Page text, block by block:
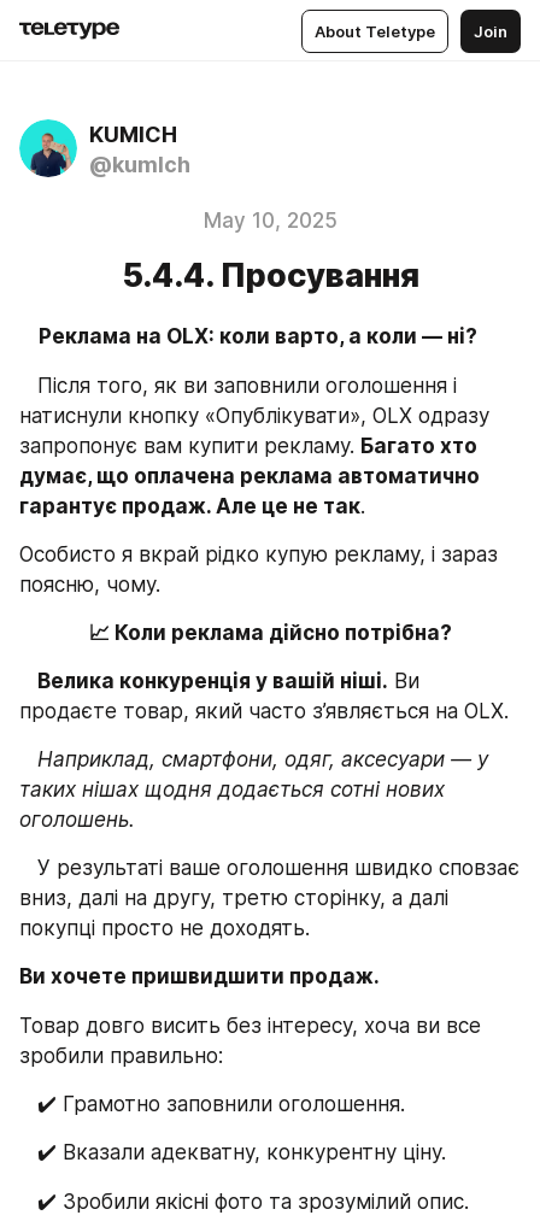
About Teletype Join
KUMICH
@kumlch
May 10, 2025
5.4.4. Просування
    Реклама на OLX: коли варто, а коли — ні?
натиснули кнопку «Опублікувати», OLX одразу
запропонує вам купити рекламу. Багато хто
думає, що оплачена реклама автоматично
гарантує продаж. Але це не так.
Особисто я вкрай рідко купую рекламу, і зараз
поясню, чому.
📈 Коли реклама дійсно потрібна?
Велика конкуренція у вашій ніші. Ви
продаєте товар, який часто з’являється на OLX.
Наприклад, смартфони, одяг, аксесуари — у
таких нішах щодня додається сотні нових
оголошень.
вниз, далі на другу, третю сторінку, а далі
покупці просто не доходять.
Ви хочете пришвидшити продаж.
Товар довго висить без інтересу, хоча ви все
зробили правильно:
   ✔️ Грамотно заповнили оголошення.
   ✔️ Вказали адекватну, конкурентну ціну.
   ✔️ Зробили якісні фото та зрозумілий опис.